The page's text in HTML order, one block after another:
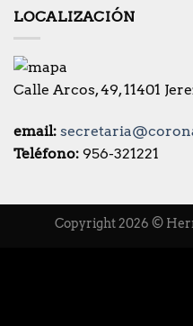
LOCALIZACIÓN
Calle Arcos, 49, 11401
email:
Teléfono: 956-321221
Copyright 2026 ©